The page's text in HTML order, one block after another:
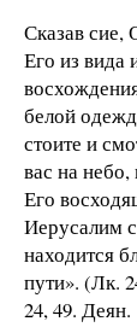
Сказав сие,
Его из вида
белой
стоите и
вас на
Его
Иерусалим
находится
пути». (Лк.
24, 49. Деян.